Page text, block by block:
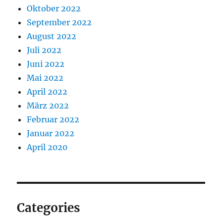
Oktober 2022
September 2022
August 2022
Juli 2022
Juni 2022
Mai 2022
April 2022
März 2022
Februar 2022
Januar 2022
April 2020
Categories